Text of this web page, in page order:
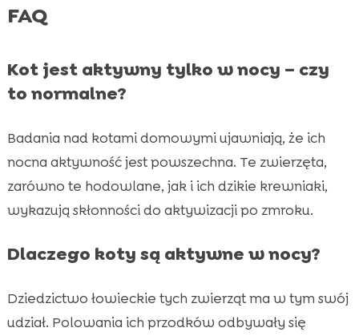
FAQ
Kot jest aktywny tylko w nocy – czy
to normalne?
Badania nad kotami domowymi ujawniają, że ich
nocna aktywność jest powszechna. Te zwierzęta,
zarówno te hodowlane, jak i ich dzikie krewniaki,
wykazują skłonności do aktywizacji po zmroku.
Dlaczego koty są aktywne w nocy?
Dziedzictwo łowieckie tych zwierząt ma w tym swój
udział. Polowania ich przodków odbywały się